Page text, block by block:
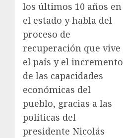
los últimos 10 años en
el estado y habla del
proceso de
recuperación que vive
el país y el incremento
de las capacidades
económicas del
pueblo, gracias a las
políticas del
presidente Nicolás